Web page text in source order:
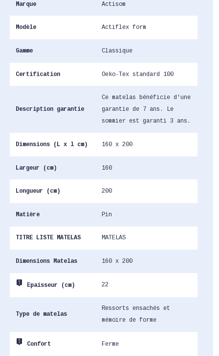
Marque Actisom
Modèle Actiflex form
Gamme Classique
Certification Oeko-Tex standard 100
Description garantie
Ce matelas bénéficie d'une
garantie de 7 ans. Le
sommier est garanti 3 ans.
Dimensions (L x l cm) 160 x 200
Largeur (cm) 160
Longueur (cm) 200
Matière Pin
TITRE LISTE MATELAS MATELAS
Dimensions Matelas 160 x 200
live_help Epaisseur (cm) 22
Type de matelas
Ressorts ensachés et
mémoire de forme
live_help Confort Ferme